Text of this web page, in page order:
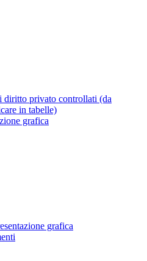
diritto privato controllati (da
in tabelle)
grafica
grafica